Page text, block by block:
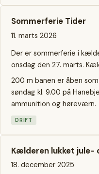
Sommerferie Tider
11. marts 2026
Der er sommerferie i
onsdag den 27. marts.
200 m banen er åben
søndag kl. 9.00 på
ammunition og høreværn.
DRIFT
Kælderen lukket jule-
18. december 2025